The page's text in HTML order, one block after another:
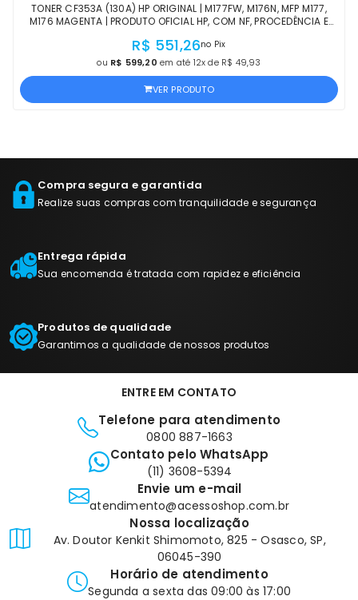
TONER CF353A (130A) HP ORIGINAL | M177FW, M176N, MFP M177,
M176 MAGENTA | PRODUTO OFICIAL HP, COM NF, PROCEDÊNCIA E
R$ 551,26no Pix
ou R$ 599,20 em até 12x de R$ 49,93
VER PRODUTO
Compra segura e garantida
Realize suas compras com tranquilidade e segurança
Entrega rápida
Sua encomenda é tratada com rapidez e eficiência
Produtos de qualidade
Garantimos a qualidade de nossos produtos
ENTRE EM CONTATO
Telefone para atendimento
0800 887-1663
Contato pelo WhatsApp
(11) 3608-5394
Envie um e-mail
atendimento@acessoshop.com.br
Nossa localização
Av. Doutor Kenkit Shimomoto, 825 - Osasco, SP,
06045-390
Horário de atendimento
Segunda a sexta das 09:00 às 17:00